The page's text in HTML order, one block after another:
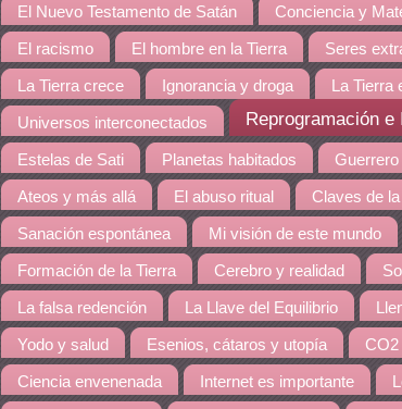
El Nuevo Testamento de Satán Conciencia y
El racismo El hombre en la Tierra Seres
La Tierra crece Ignorancia y droga La
Universos interconectados Reprogramación e
Estelas de Sati Planetas habitados Guerrero
Ateos y más allá El abuso ritual Claves de
Sanación espontánea Mi visión de este mundo
Formación de la Tierra Cerebro y realidad
La falsa redención La Llave del Equilibrio
Yodo y salud Esenios, cátaros y utopía CO2
Ciencia envenenada Internet es importante